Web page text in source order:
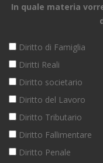
In quale materia
Diritto di Famiglia
Diritti Reali
Diritto societario
Diritto del Lavoro
Diritto Tributario
Diritto Fallimentare
Diritto Penale